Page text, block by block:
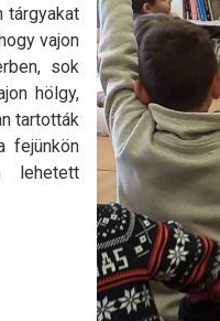
tárgyakat
vajon
sok
hölgy,
tartották
fejünkön
lehetett